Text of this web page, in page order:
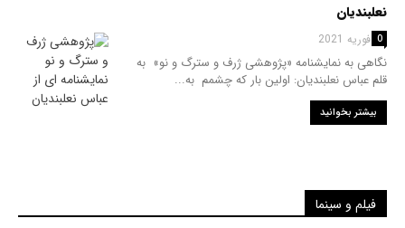
نعلبندیان
14 فوریه 2021
0
نگاهی به نمایشنامه «پژوهشی ژرف و سترگ و نو» به
قلم عباس نعلبندیان: اولین بار که چشمم به...
بیشتر بخوانید
فیلم و سینما